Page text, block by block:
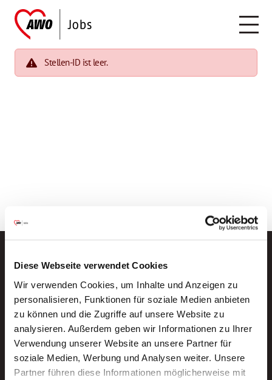
Diese Webseite verwendet Cookies
Wir verwenden Cookies, um Inhalte und Anzeigen zu
personalisieren, Funktionen für soziale Medien anbieten
zu können und die Zugriffe auf unsere Website zu
analysieren. Außerdem geben wir Informationen zu Ihrer
Verwendung unserer Website an unsere Partner für
soziale Medien, Werbung und Analysen weiter. Unsere
Partner führen diese Informationen möglicherweise mit
Stellen-ID ist leer.
Neue Stellen per E-Mail.
Ein kostenloser Service von AWO
Jobs.
E-Mail-Adresse eintragen